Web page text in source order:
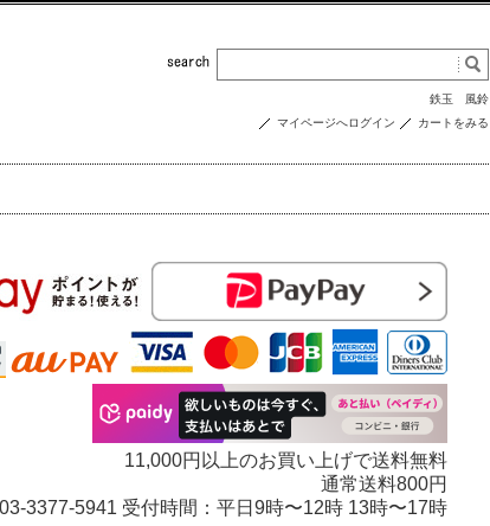
鉄玉
風鈴
マイページへログイン
カートをみる
11,000円以上のお買い上げで送料無料
通常送料800円
3377-5941 受付時間：平日9時〜12時 13時〜17時